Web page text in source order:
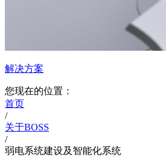
解决方案
您现在的位置：
首页
/
关于BOSS
/
弱电系统建设及智能化系统